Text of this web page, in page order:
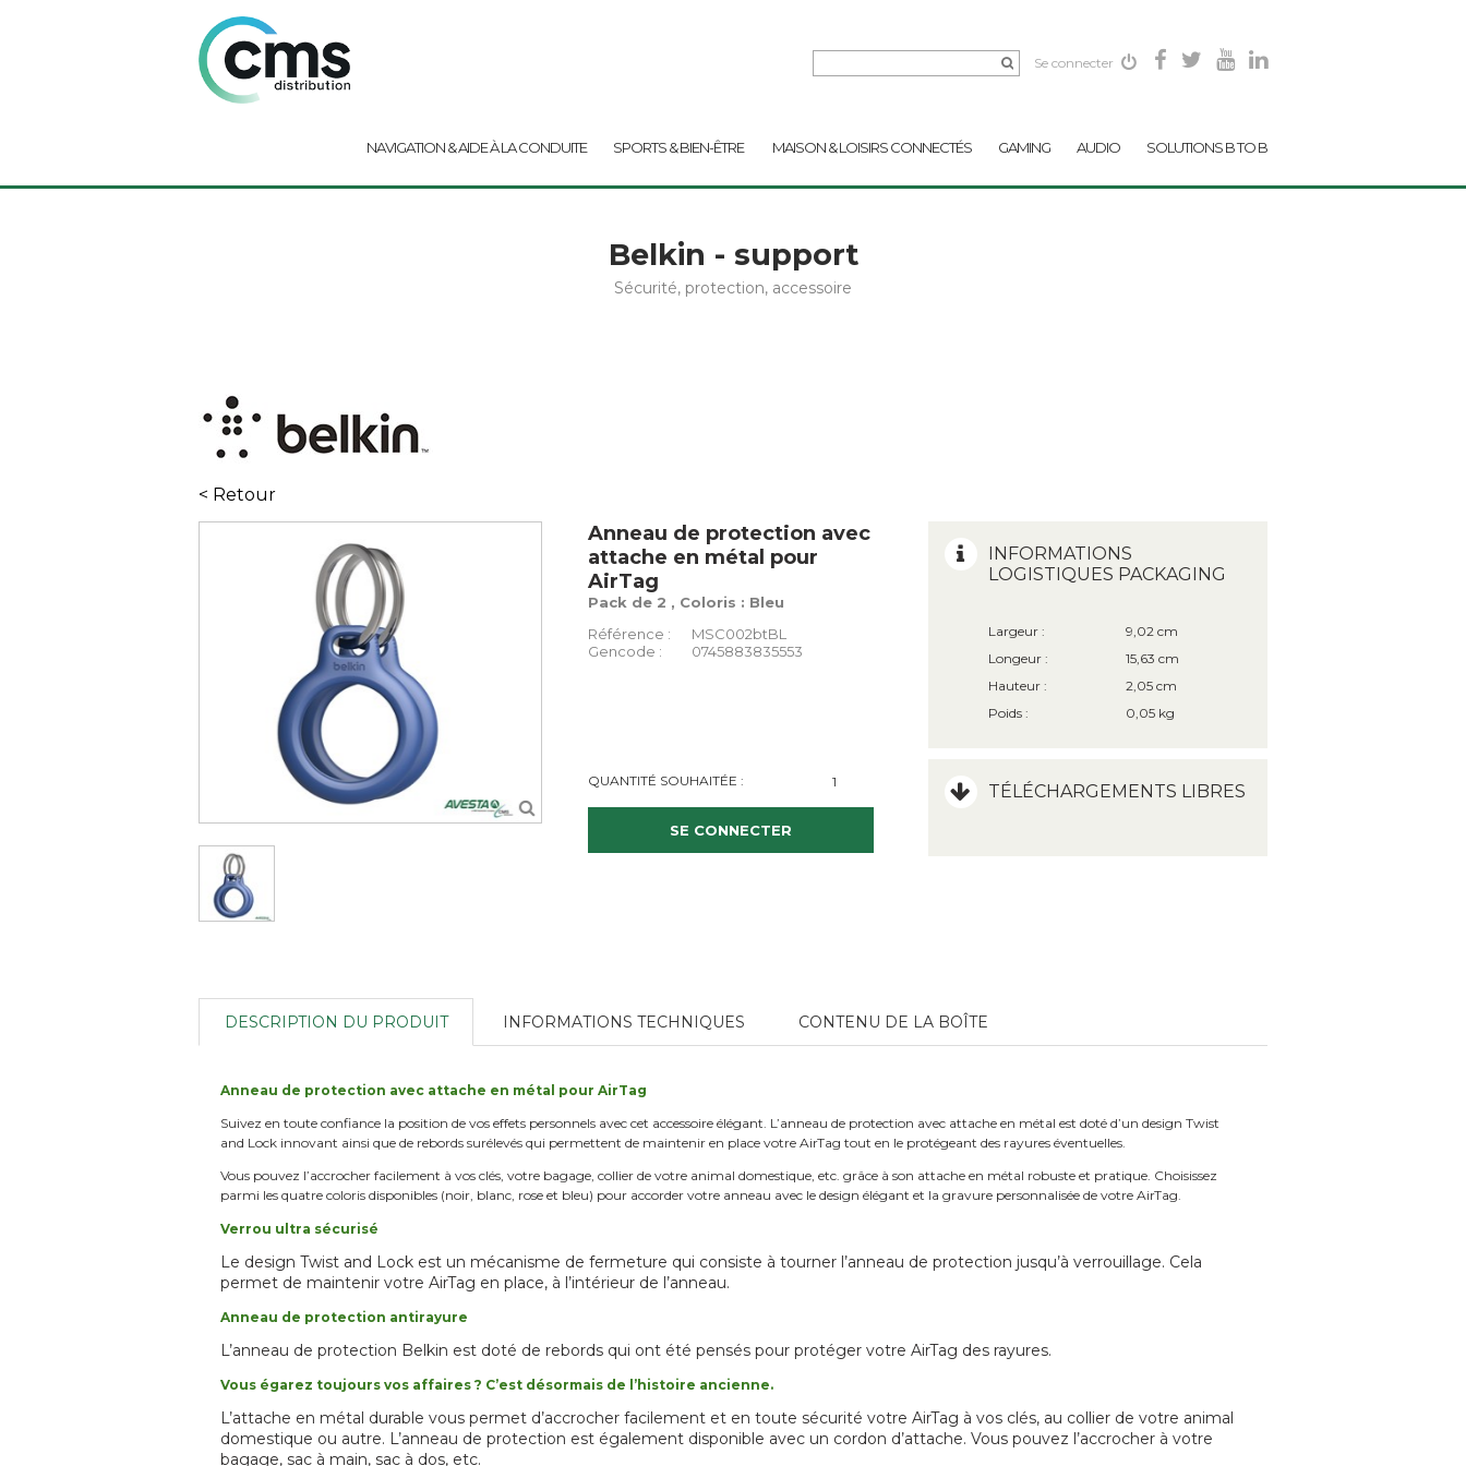
Se connecter
NAVIGATION & AIDE À LA CONDUITE SPORTS & BIEN-ÊTRE MAISON & LOISIRS CONNECTÉS GAMING AUDIO SOLUTIONS B TO B
Belkin - support
Sécurité, protection, accessoire
< Retour
Anneau de protection avec
attache en métal pour
AirTag
Pack de 2 , Coloris : Bleu
Référence :
MSC002btBL
Gencode :
0745883835553
QUANTITÉ SOUHAITÉE :
SE CONNECTER
INFORMATIONS
LOGISTIQUES PACKAGING
Largeur :
9,02 cm
Longeur :
15,63 cm
Hauteur :
2,05 cm
Poids :
0,05 kg
TÉLÉCHARGEMENTS LIBRES
DESCRIPTION DU PRODUIT
Anneau de protection avec attache en métal pour AirTag
Suivez en toute confiance la position de vos effets personnels avec cet accessoire élégant. L’anneau de protection avec attache en métal est doté d’un design Twist
and Lock innovant ainsi que de rebords surélevés qui permettent de maintenir en place votre AirTag tout en le protégeant des rayures éventuelles.
Vous pouvez l’accrocher facilement à vos clés, votre bagage, collier de votre animal domestique, etc. grâce à son attache en métal robuste et pratique. Choisissez
parmi les quatre coloris disponibles (noir, blanc, rose et bleu) pour accorder votre anneau avec le design élégant et la gravure personnalisée de votre AirTag.
Verrou ultra sécurisé
Le design Twist and Lock est un mécanisme de fermeture qui consiste à tourner l’anneau de protection jusqu’à verrouillage. Cela
permet de maintenir votre AirTag en place, à l’intérieur de l’anneau.
Anneau de protection antirayure
L’anneau de protection Belkin est doté de rebords qui ont été pensés pour protéger votre AirTag des rayures.
Vous égarez toujours vos affaires ? C’est désormais de l’histoire ancienne.
L’attache en métal durable vous permet d’accrocher facilement et en toute sécurité votre AirTag à vos clés, au collier de votre animal
domestique ou autre. L’anneau de protection est également disponible avec un cordon d’attache. Vous pouvez l’accrocher à votre
bagage, sac à main, sac à dos, etc.
INFORMATIONS TECHNIQUES CONTENU DE LA BOÎTE